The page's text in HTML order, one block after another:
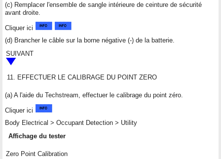
(c) Remplacer l'ensemble de sangle intérieure de ceinture de sécurité
avant droite.
Cliquer ici
(d) Brancher le câble sur la borne négative (-) de la batterie.
SUIVANT
11. EFFECTUER LE CALIBRAGE DU POINT ZERO
(a) A l'aide du Techstream, effectuer le calibrage du point zéro.
Cliquer ici
Body Electrical > Occupant Detection > Utility
Affichage du tester
Zero Point Calibration